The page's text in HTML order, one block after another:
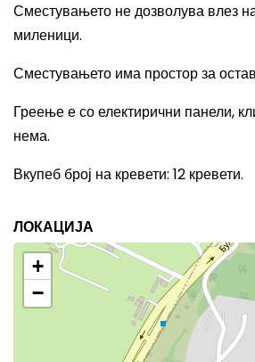
Сместувањето не дозволува влез
миленици.
Сместувањето има простор за
Греење е со електирични панели,
нема.
Вкупеб број на кревети: 12 кревети.
ЛОКАЦИЈА
+
−